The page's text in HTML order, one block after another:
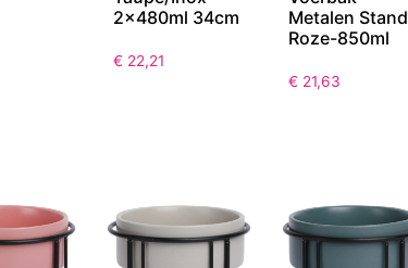
2x480ml 34cm
€ 22,21
Metalen Stand
Roze-850ml
€ 21,63